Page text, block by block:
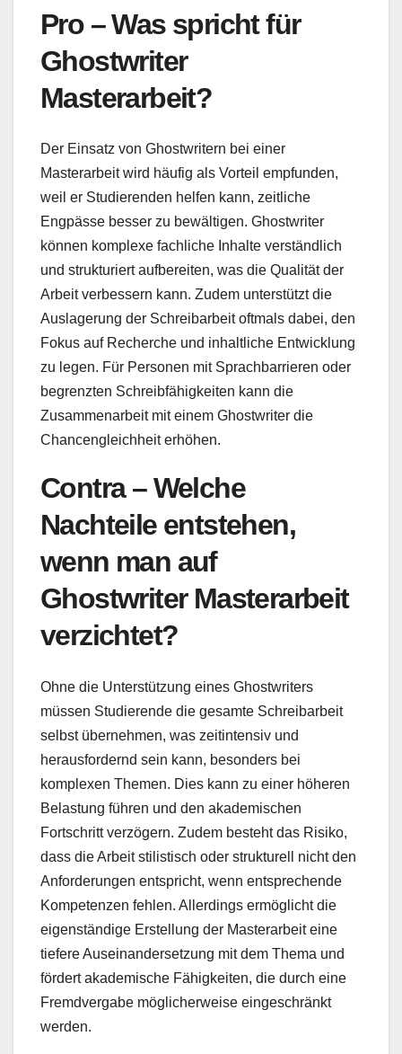
Pro – Was spricht für
Ghostwriter
Masterarbeit?
Der Einsatz von Ghostwritern bei einer
Masterarbeit wird häufig als Vorteil empfunden,
weil er Studierenden helfen kann, zeitliche
Engpässe besser zu bewältigen. Ghostwriter
können komplexe fachliche Inhalte verständlich
und strukturiert aufbereiten, was die Qualität der
Arbeit verbessern kann. Zudem unterstützt die
Auslagerung der Schreibarbeit oftmals dabei, den
Fokus auf Recherche und inhaltliche Entwicklung
zu legen. Für Personen mit Sprachbarrieren oder
begrenzten Schreibfähigkeiten kann die
Zusammenarbeit mit einem Ghostwriter die
Chancengleichheit erhöhen.
Contra – Welche
Nachteile entstehen,
wenn man auf
Ghostwriter Masterarbeit
verzichtet?
Ohne die Unterstützung eines Ghostwriters
müssen Studierende die gesamte Schreibarbeit
selbst übernehmen, was zeitintensiv und
herausfordernd sein kann, besonders bei
komplexen Themen. Dies kann zu einer höheren
Belastung führen und den akademischen
Fortschritt verzögern. Zudem besteht das Risiko,
dass die Arbeit stilistisch oder strukturell nicht den
Anforderungen entspricht, wenn entsprechende
Kompetenzen fehlen. Allerdings ermöglicht die
eigenständige Erstellung der Masterarbeit eine
tiefere Auseinandersetzung mit dem Thema und
fördert akademische Fähigkeiten, die durch eine
Fremdvergabe möglicherweise eingeschränkt
werden.